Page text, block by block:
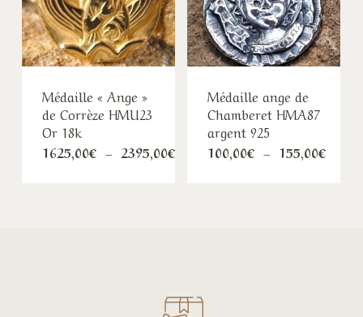
Médaille « Ange »
de Corrèze HMU23
Or 18k
1625,00€ – 2395,00€Plage
de
Médaille ange de
Chamberet HMA87
argent 925
100,00€ – 155,00€